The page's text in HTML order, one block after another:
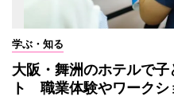
学ぶ・知る
大阪・舞洲のホテルで
ト 職業体験やワークシ